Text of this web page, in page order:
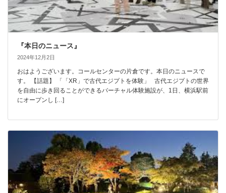
『本日のニュース』
2024年12月2日
おはようございます。コールセンターの片倉です。本日のニュースで
す。 【話題】 「「XR」で古代エジプトを体験」 古代エジプトの世界
を自由に歩き回ることができるバーチャル体験施設が、1日、横浜駅前
にオープンし […]